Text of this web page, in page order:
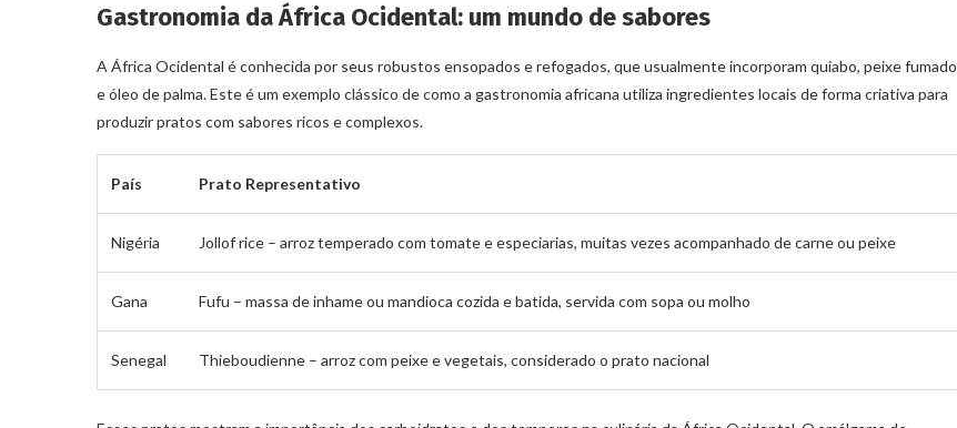
Gastronomia da África Ocidental: um mundo de sabores
A África Ocidental é conhecida por seus robustos ensopados e refogados, que usualmente incorporam quiabo, peixe fumado
e óleo de palma. Este é um exemplo clássico de como a gastronomia africana utiliza ingredientes locais de forma criativa para
produzir pratos com sabores ricos e complexos.
País Prato Representativo
Nigéria Jollof rice – arroz temperado com tomate e especiarias, muitas vezes acompanhado de carne ou peixe
Gana Fufu – massa de inhame ou mandioca cozida e batida, servida com sopa ou molho
Senegal Thieboudienne – arroz com peixe e vegetais, considerado o prato nacional